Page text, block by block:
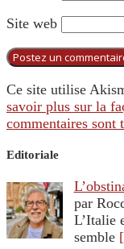
Site web
Ce site utilise
savoir plus sur la
commentaires sont
Editoriale
par
L’Italie
semble